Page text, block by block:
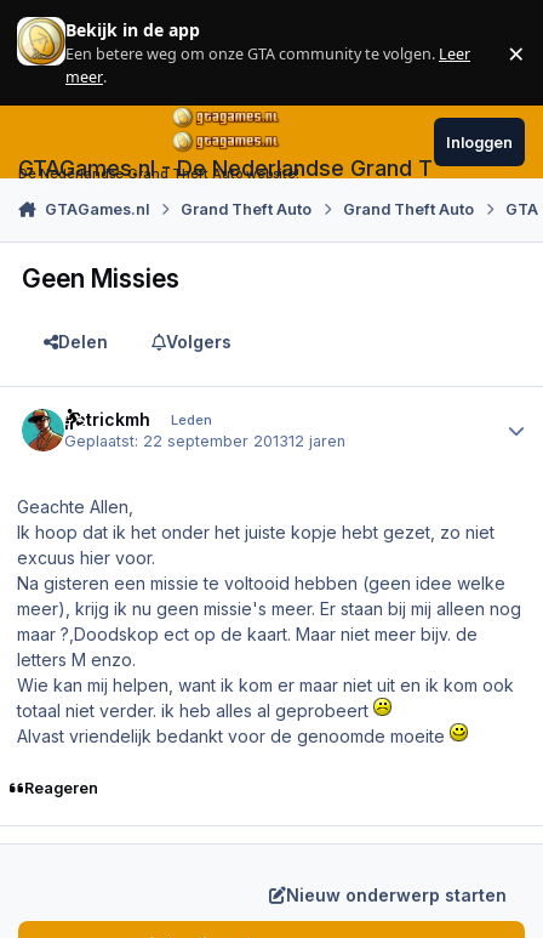
Skip to content
Bekijk in de app
Een betere weg om onze GTA community te volgen. Leer
meer.
×
GTAGames.nl - De Nederlandse Grand Theft Auto
De Nederlandse Grand Theft Auto website!
Inloggen
GTAGames.nl Grand Theft Auto Grand Theft Auto
Geen Missies
Delen Volgers
patrickmh Leden
Geplaatst: 22 september 201312 jaren
Geachte Allen,
Ik hoop dat ik het onder het juiste kopje hebt gezet, zo niet
excuus hier voor.
Na gisteren een missie te voltooid hebben (geen idee welke
meer), krijg ik nu geen missie's meer. Er staan bij mij alleen nog
maar ?,Doodskop ect op de kaart. Maar niet meer bijv. de
letters M enzo.
Wie kan mij helpen, want ik kom er maar niet uit en ik kom ook
totaal niet verder. ik heb alles al geprobeert
Alvast vriendelijk bedankt voor de genoomde moeite
Reageren
Nieuw onderwerp starten